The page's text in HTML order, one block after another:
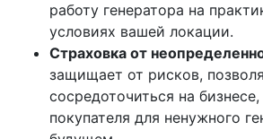
работу генератора на
условиях вашей локации.
Страховка от
защищает от рисков,
сосредоточиться на
покупателя для ненужного